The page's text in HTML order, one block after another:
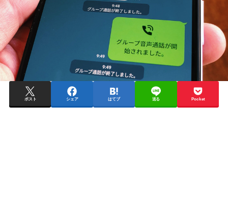
ポスト シェア はてブ 送る Pocket